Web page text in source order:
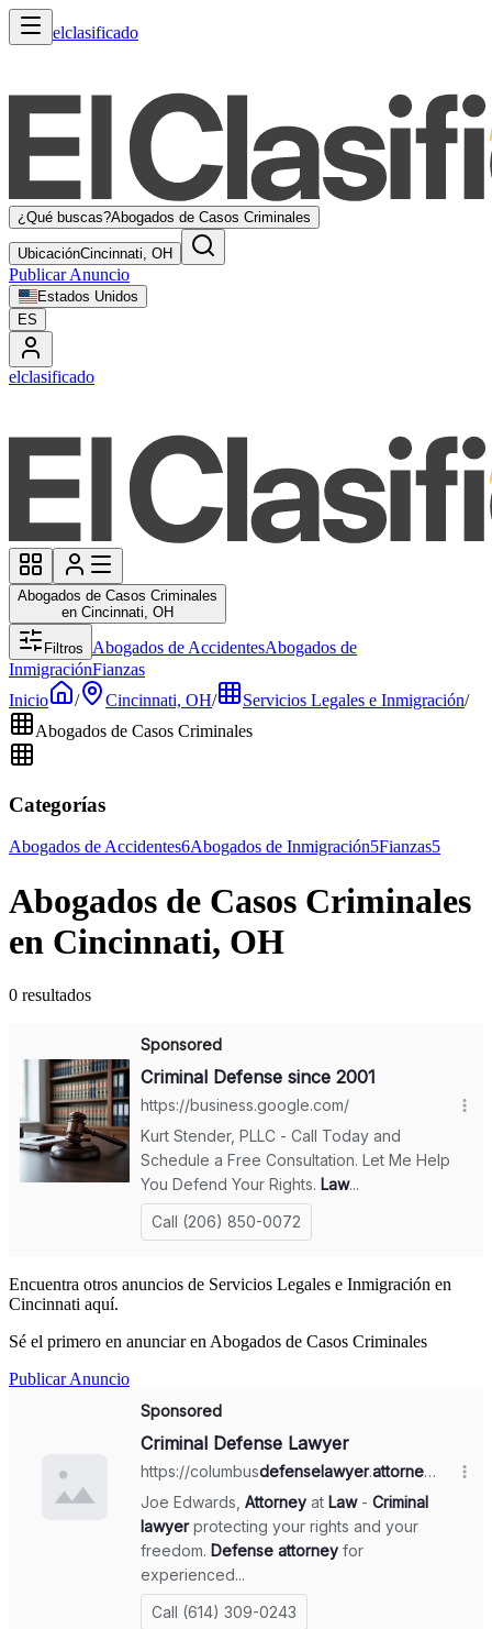
elclasificado
¿Qué buscas?Abogados de Casos Criminales
UbicaciónCincinnati, OH
Publicar Anuncio
Estados Unidos
ES
elclasificado
Abogados de Casos Criminales
en Cincinnati, OH
Filtros Abogados de AccidentesAbogados de
InmigraciónFianzas
Inicio
/ Cincinnati, OH/ Servicios Legales e Inmigración/
Abogados de Casos Criminales
Categorías
Abogados de Accidentes6Abogados de Inmigración5Fianzas5
Abogados de Casos Criminales
en Cincinnati, OH
0 resultados
Encuentra otros anuncios de Servicios Legales e Inmigración en
Cincinnati aquí.
Sé el primero en anunciar en Abogados de Casos Criminales
Publicar Anuncio